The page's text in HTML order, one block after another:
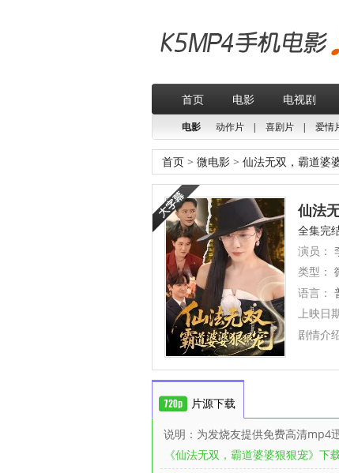
首页 电影 电视剧
电影 动作片 | 喜剧片 | 爱情
首页 > 微电影 > 仙法无双，霸道婆
仙法
全集完
演员：
类型：
语言：
上映日
剧情介
片源下载
说明：为发烧友提供免费高清mp4
《仙法无双，霸道婆婆狠狠宠》下